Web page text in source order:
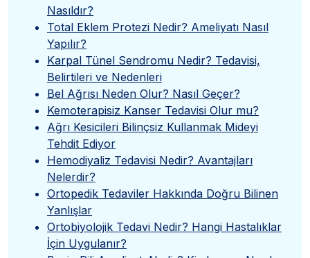
Nasıldır?
Total Eklem Protezi Nedir? Ameliyatı Nasıl
Yapılır?
Karpal Tünel Sendromu Nedir? Tedavisi,
Belirtileri ve Nedenleri
Bel Ağrısı Neden Olur? Nasıl Geçer?
Kemoterapisiz Kanser Tedavisi Olur mu?
Ağrı Kesicileri Bilinçsiz Kullanmak Mideyi
Tehdit Ediyor
Hemodiyaliz Tedavisi Nedir? Avantajları
Nelerdir?
Ortopedik Tedaviler Hakkında Doğru Bilinen
Yanlışlar
Ortobiyolojik Tedavi Nedir? Hangi Hastalıklar
İçin Uygulanır?